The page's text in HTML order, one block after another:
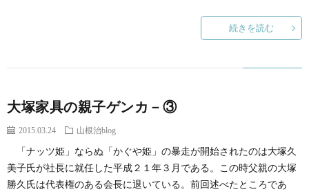
続きを読む
大塚家具の親子ゲンカ－③
2015.03.24 山根治blog
「ナッツ姫」ならぬ「かぐや姫」の暴走が開始されたのは大塚久
美子氏が社長に就任した平成２１年３月である。この時父親の大塚
勝久氏は代表権のある会長に退いている。前回述べたところであ